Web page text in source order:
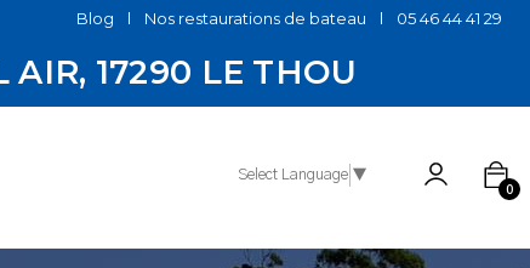
Blog Nos restaurations de bateau 05 46 44 41 29
17290 LE THOU
Select Language ▼
0